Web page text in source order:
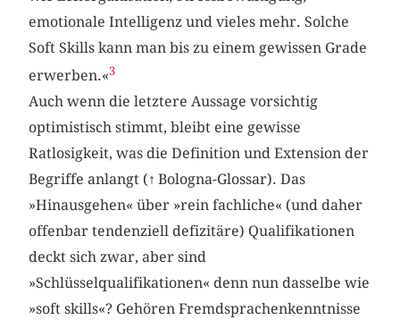
emotionale Intelligenz und vieles mehr. Solche
Soft Skills kann man bis zu einem gewissen Grade
erwerben.«3
Auch wenn die letztere Aussage vorsichtig
optimistisch stimmt, bleibt eine gewisse
Ratlosigkeit, was die Definition und Extension der
Begriffe anlangt (↑Bologna-Glossar). Das
»Hinausgehen« über »rein fachliche« (und daher
offenbar tendenziell defizitäre) Qualifikationen
deckt sich zwar, aber sind
»Schlüsselqualifikationen« denn nun dasselbe wie
»soft skills«? Gehören Fremdsprachenkenntnisse